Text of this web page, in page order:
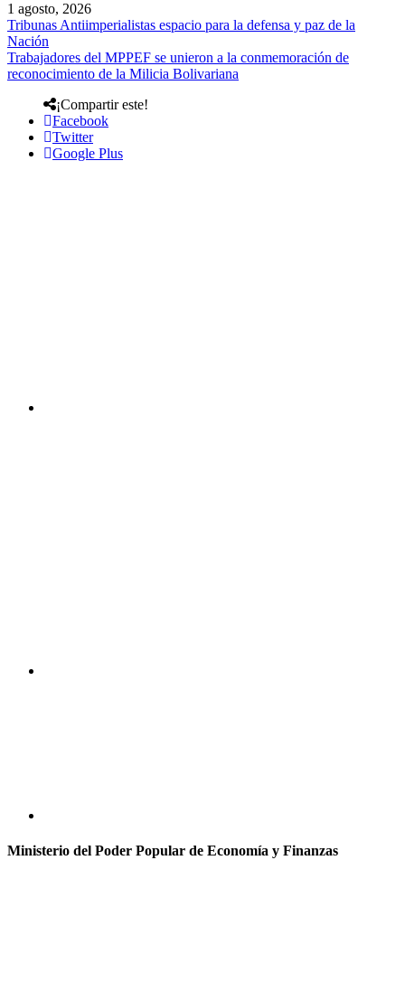
1 agosto, 2026
Tribunas Antiimperialistas espacio para la defensa y paz de la
Nación
Trabajadores del MPPEF se unieron a la conmemoración de
reconocimiento de la Milicia Bolivariana
¡Compartir este!
Facebook
Twitter
Google Plus
Ministerio del Poder Popular de Economía y Finanzas